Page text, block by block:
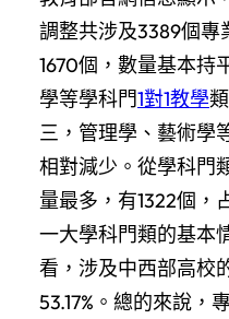
調整共涉及3389個專
1670個，數量基本持
學等學科門1對1教學
三，管理學、藝術學
相對減少。從學科門
量最多，有1322個，
一大學科門類的基本
看，涉及中西部高校
53.17%。總的來說，